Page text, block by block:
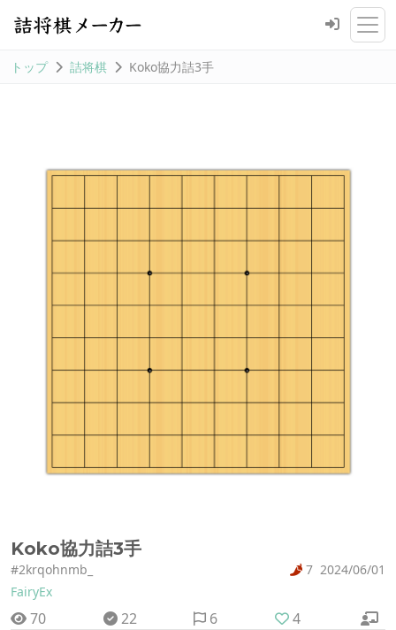
トップ 詰将棋 Koko協力詰3手
Koko協力詰3手
#2krqohnmb_ 7 2024/06/01
FairyEx
70 22 6
4